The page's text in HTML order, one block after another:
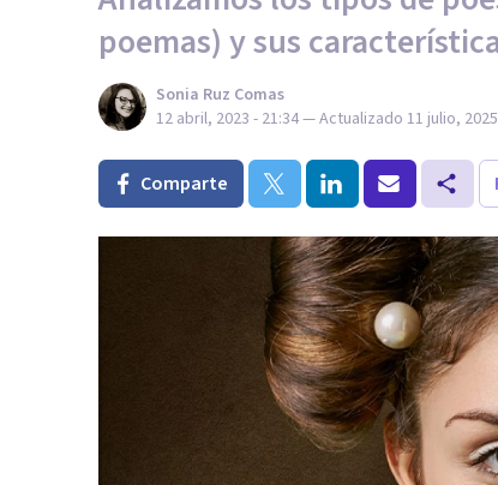
poemas) y sus
Sonia Ruz Comas
12 abril, 2023 - 21:34— Actualizado 11 julio,
Comparte